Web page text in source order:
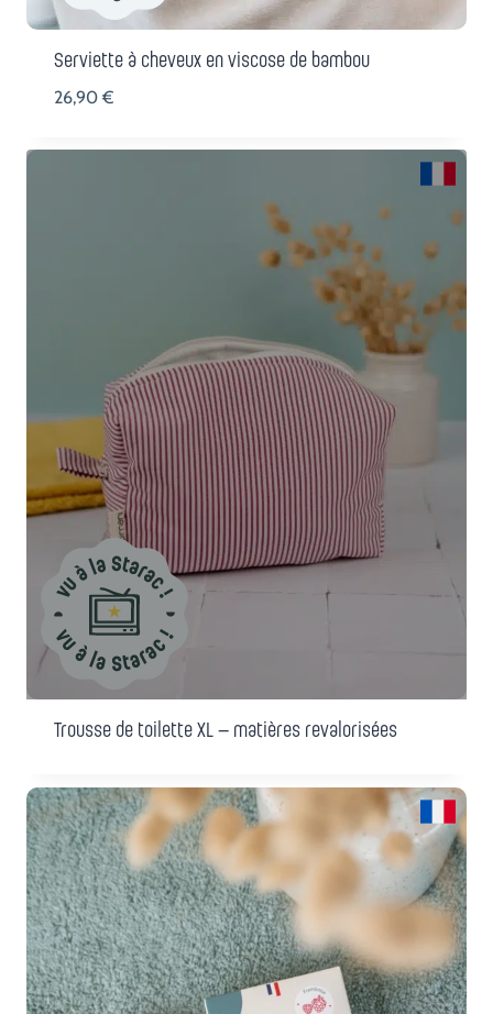
Serviette à cheveux en viscose de bambou
26,90€
Trousse de toilette XL – matières revalorisées